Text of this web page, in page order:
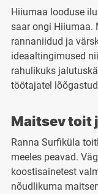
Hiiumaa looduse
saar ongi Hiiumaa.
rannaniidud ja
ideaaltingimused
rahulikuks
töötajatel
Maitsev toit
Ranna Surfiküla
meeles peavad.
koostisainetest
nõudlikuma